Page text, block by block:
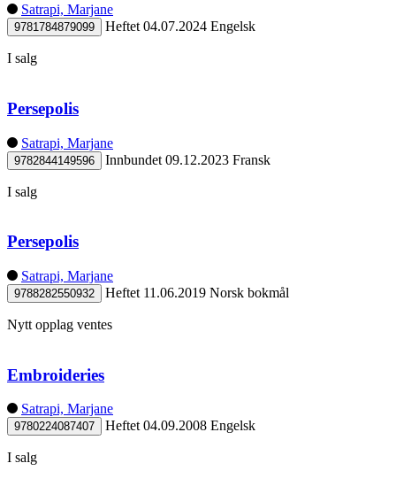
Satrapi, Marjane
9781784879099 Heftet 04.07.2024 Engelsk
I salg
Persepolis
Satrapi, Marjane
9782844149596 Innbundet 09.12.2023 Fransk
I salg
Persepolis
Satrapi, Marjane
9788282550932 Heftet 11.06.2019 Norsk bokmål
Nytt opplag ventes
Embroideries
Satrapi, Marjane
9780224087407 Heftet 04.09.2008 Engelsk
I salg